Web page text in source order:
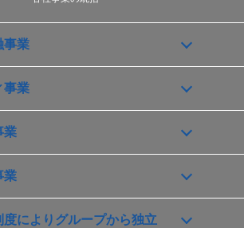
事業
事業
業
業
度によりグループから独立